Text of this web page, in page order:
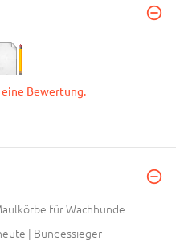
eine Bewertung.
für Wachhunde
| Bundessieger